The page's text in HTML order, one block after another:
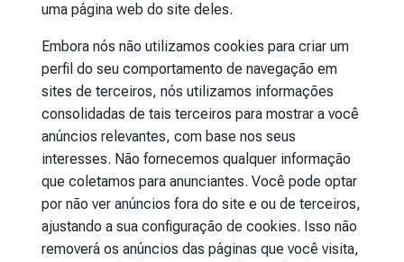
uma página web do site deles.
Embora nós não utilizamos cookies para criar um
perfil do seu comportamento de navegação em
sites de terceiros, nós utilizamos informações
consolidadas de tais terceiros para mostrar a você
anúncios relevantes, com base nos seus
interesses. Não fornecemos qualquer informação
que coletamos para anunciantes. Você pode optar
por não ver anúncios fora do site e ou de terceiros,
ajustando a sua configuração de cookies. Isso não
removerá os anúncios das páginas que você visita,